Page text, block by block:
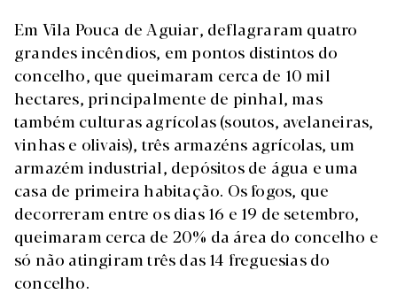
Em Vila Pouca de Aguiar, deflagraram quatro
grandes incêndios, em pontos distintos do
concelho, que queimaram cerca de 10 mil
hectares, principalmente de pinhal, mas
também culturas agrícolas (soutos, avelaneiras,
vinhas e olivais), três armazéns agrícolas, um
armazém industrial, depósitos de água e uma
casa de primeira habitação. Os fogos, que
decorreram entre os dias 16 e 19 de setembro,
queimaram cerca de 20% da área do concelho e
só não atingiram três das 14 freguesias do
concelho.